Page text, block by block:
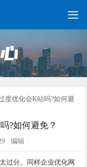

度优化会K站吗?如何避
?如何避免？
编辑 :
过分。同样企业优化网